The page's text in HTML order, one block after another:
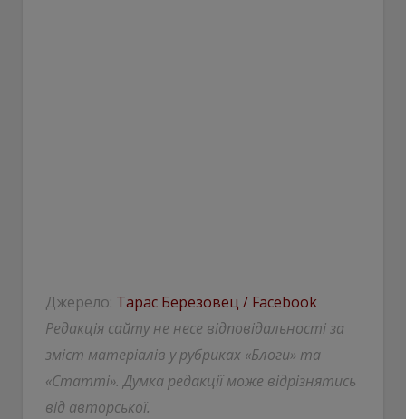
Джерело: Тарас Березовец / Facebook
Редакція сайту не несе відповідальності за
зміст матеріалів у рубриках «Блоги» та
«Статті». Думка редакції може відрізнятись
від авторської.